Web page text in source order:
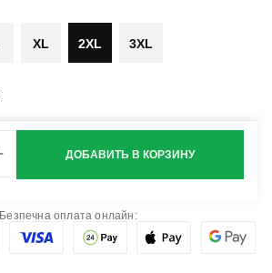
XL 2XL 3XL
ДОБАВИТЬ В КОРЗИНУ
Безпечна оплата онлайн: